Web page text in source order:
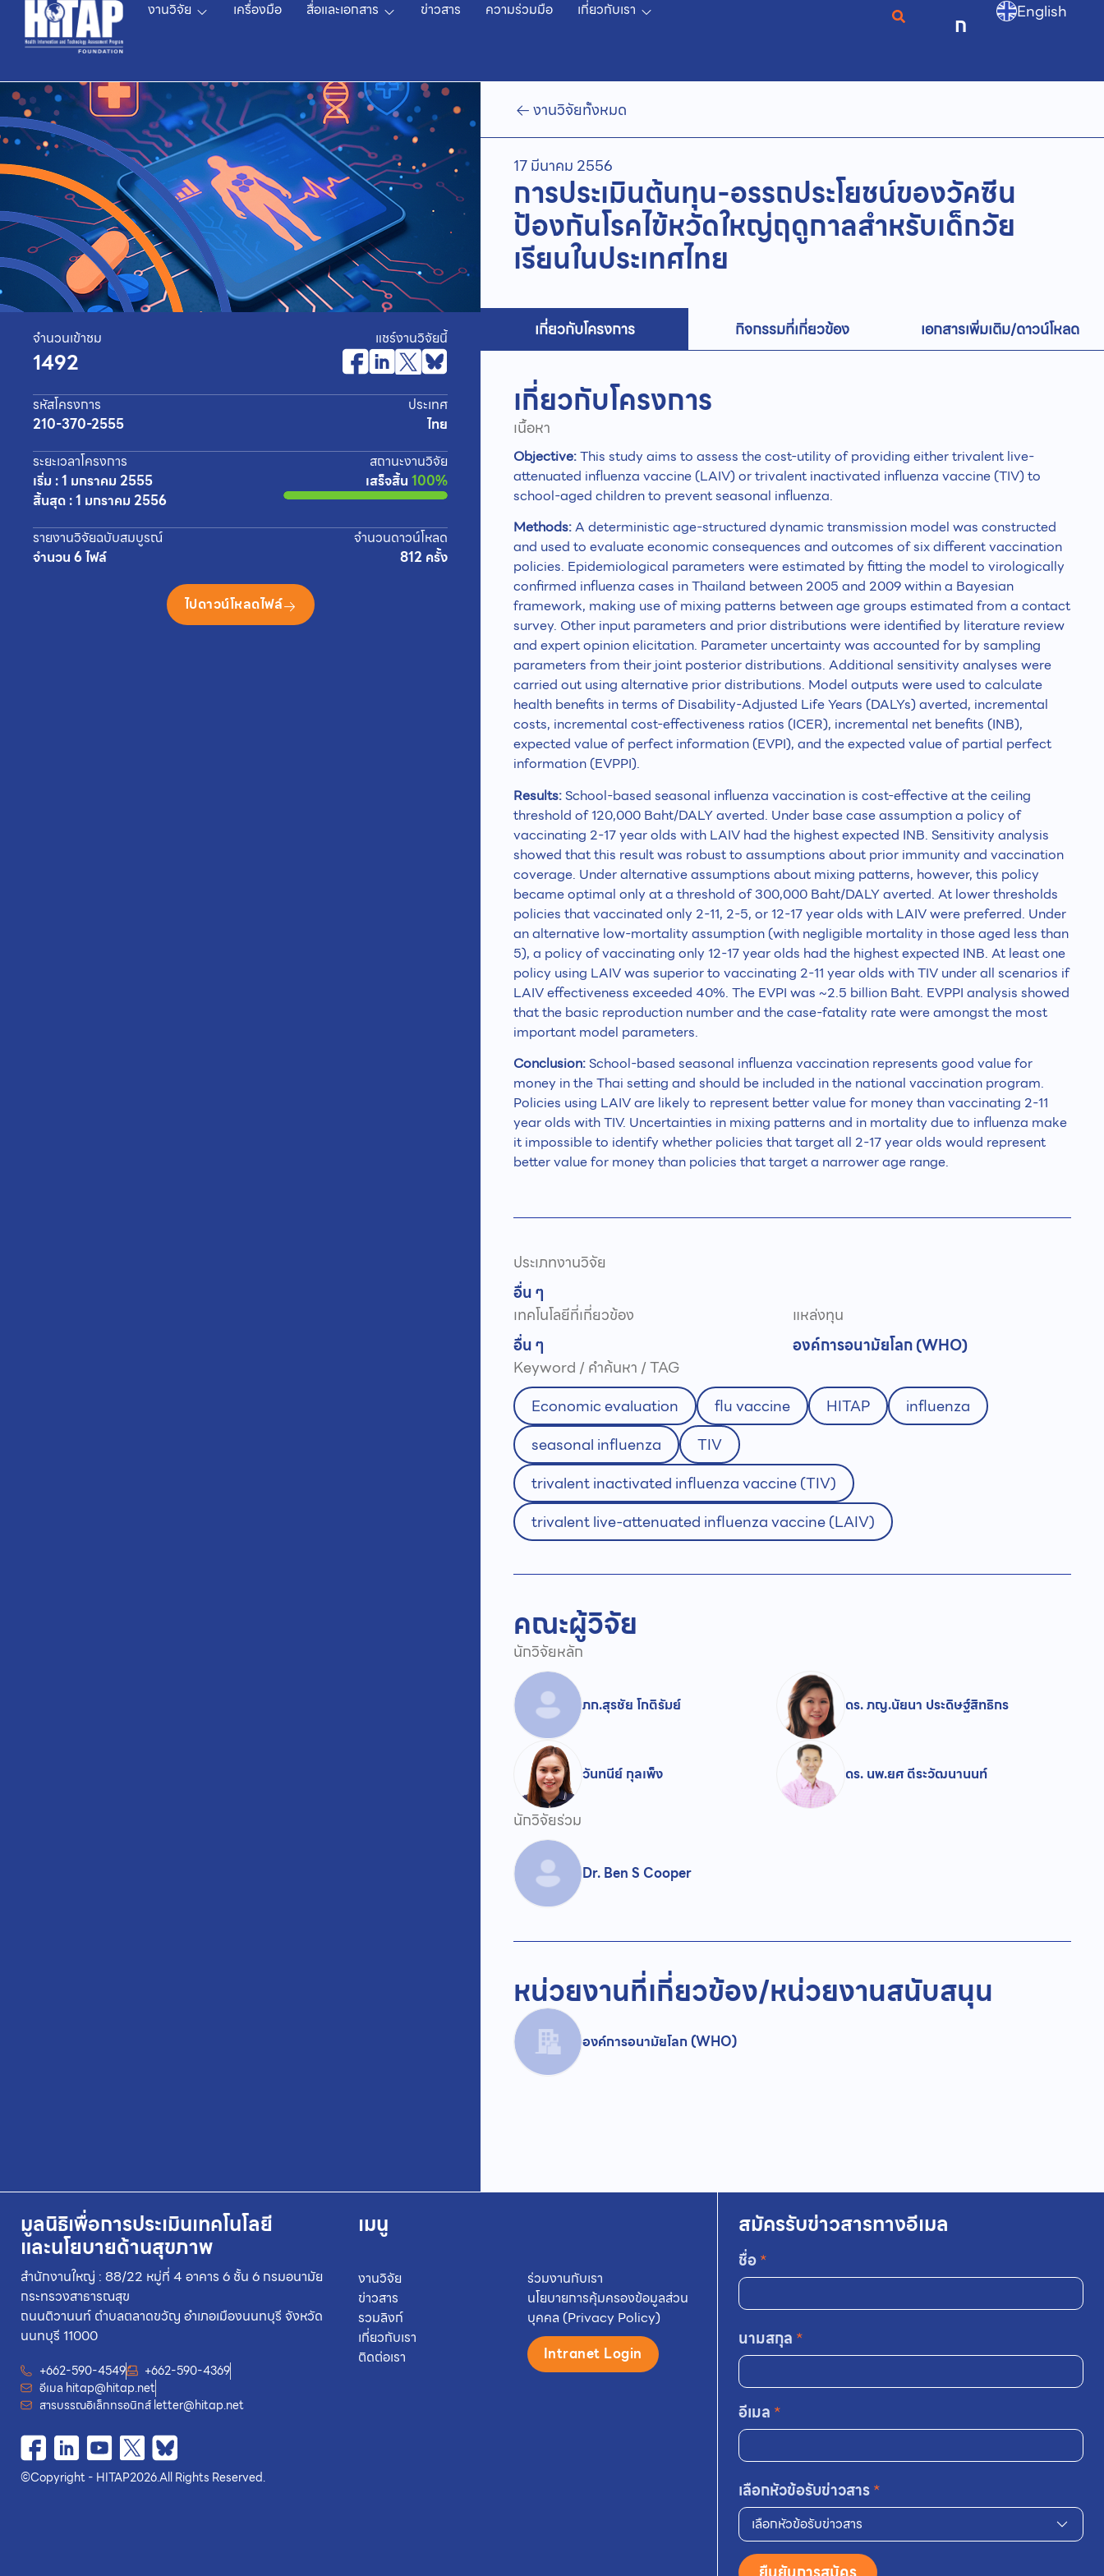
งานวิจัย เครื่องมือ สื่อและเอกสาร ข่าวสาร ความร่วมมือ เกี่ยวกับเรา
ก English
จำนวนเข้าชม
1492
แชร์งานวิจัยนี้
รหัสโครงการ
210-370-2555
ประเทศ
ไทย
ระยะเวลาโครงการ
เริ่ม : 1 มกราคม 2555
สิ้นสุด : 1 มกราคม 2556
สถานะงานวิจัย
เสร็จสิ้น 100%
รายงานวิจัยฉบับสมบูรณ์
จำนวน 6 ไฟล์
จำนวนดาวน์โหลด
812 ครั้ง
ไปดาวน์โหลดไฟล์
งานวิจัยทั้งหมด
17 มีนาคม 2556
การประเมินต้นทุน-อรรถประโยชน์ของวัคซีน
ป้องกันโรคไข้หวัดใหญ่ฤดูกาลสำหรับเด็กวัย
เรียนในประเทศไทย
เกี่ยวกับโครงการ กิจกรรมที่เกี่ยวข้อง เอกสารเพิ่มเติม/ดาวน์โหลด
เกี่ยวกับโครงการ
เนื้อหา
Objective:This study aims to assess the cost-utility of providing either trivalent live-
attenuated influenza vaccine (LAIV) or trivalent inactivated influenza vaccine (TIV) to
school-aged children to prevent seasonal influenza.
Methods:A deterministic age-structured dynamic transmission model was constructed
and used to evaluate economic consequences and outcomes of six different vaccination
policies. Epidemiological parameters were estimated by fitting the model to virologically
confirmed influenza cases in Thailand between 2005 and 2009 within a Bayesian
framework, making use of mixing patterns between age groups estimated from a contact
survey. Other input parameters and prior distributions were identified by literature review
and expert opinion elicitation. Parameter uncertainty was accounted for by sampling
parameters from their joint posterior distributions. Additional sensitivity analyses were
carried out using alternative prior distributions. Model outputs were used to calculate
health benefits in terms of Disability-Adjusted Life Years (DALYs) averted, incremental
costs, incremental cost-effectiveness ratios (ICER), incremental net benefits (INB),
expected value of perfect information (EVPI), and the expected value of partial perfect
information (EVPPI).
Results:School-based seasonal influenza vaccination is cost-effective at the ceiling
threshold of 120,000 Baht/DALY averted. Under base case assumption a policy of
vaccinating 2-17 year olds with LAIV had the highest expected INB. Sensitivity analysis
showed that this result was robust to assumptions about prior immunity and vaccination
coverage. Under alternative assumptions about mixing patterns, however, this policy
became optimal only at a threshold of 300,000 Baht/DALY averted. At lower thresholds
policies that vaccinated only 2-11, 2-5, or 12-17 year olds with LAIV were preferred. Under
an alternative low-mortality assumption (with negligible mortality in those aged less than
5), a policy of vaccinating only 12-17 year olds had the highest expected INB. At least one
policy using LAIV was superior to vaccinating 2-11 year olds with TIV under all scenarios if
LAIV effectiveness exceeded 40%. The EVPI was ~2.5 billion Baht. EVPPI analysis showed
that the basic reproduction number and the case-fatality rate were amongst the most
important model parameters.
Conclusion:School-based seasonal influenza vaccination represents good value for
money in the Thai setting and should be included in the national vaccination program.
Policies using LAIV are likely to represent better value for money than vaccinating 2-11
year olds with TIV. Uncertainties in mixing patterns and in mortality due to influenza make
it impossible to identify whether policies that target all 2-17 year olds would represent
better value for money than policies that target a narrower age range.
ประเภทงานวิจัย
อื่น ๆ
เทคโนโลยีที่เกี่ยวข้อง
อื่น ๆ
แหล่งทุน
องค์การอนามัยโลก (WHO)
Keyword / คำค้นหา / TAG
Economic evaluation
flu vaccine HITAP
influenza
seasonal influenza
TIV
trivalent inactivated influenza vaccine (TIV)
trivalent live-attenuated influenza vaccine (LAIV)
คณะผู้วิจัย
นักวิจัยหลัก
ภก.สุรชัย โกติรัมย์ ดร. ภญ.นัยนา ประดิษฐ์สิทธิกร
วันทนีย์ กุลเพ็ง ดร. นพ.ยศ ตีระวัฒนานนท์
นักวิจัยร่วม
Dr. Ben S Cooper
หน่วยงานที่เกี่ยวข้อง/หน่วยงานสนับสนุน
องค์การอนามัยโลก (WHO)
มูลนิธิเพื่อการประเมินเทคโนโลยี
และนโยบายด้านสุขภาพ
สำนักงานใหญ่ : 88/22 หมู่ที่ 4 อาคาร 6 ชั้น 6 กรมอนามัย
กระทรวงสาธารณสุข
ถนนติวานนท์ ตำบลตลาดขวัญ อำเภอเมืองนนทบุรี จังหวัด
นนทบุรี 11000
+662-590-4549
+662-590-4369
อีเมล hitap@hitap.net
สารบรรณอิเล็กทรอนิกส์letter@hitap.net
©Copyright - HITAP2026.All Rights Reserved.
เมนู
งานวิจัย
ข่าวสาร
รวมลิงก์
เกี่ยวกับเรา
ติดต่อเรา
ร่วมงานกับเรา
นโยบายการคุ้มครองข้อมูลส่วน
บุคคล (Privacy Policy)
Intranet Login
สมัครรับข่าวสารทางอีเมล
ชื่อ*
นามสกุล *
อีเมล *
เลือกหัวข้อรับข่าวสาร*
เลือกหัวข้อรับข่าวสาร